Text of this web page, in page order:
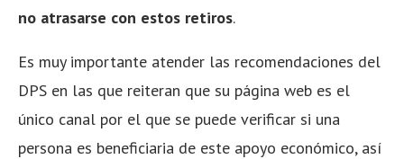
no atrasarse con estos retiros.
Es muy importante atender las recomendaciones del
DPS en las que reiteran que su página web es el
único canal por el que se puede verificar si una
persona es beneficiaria de este apoyo económico, así